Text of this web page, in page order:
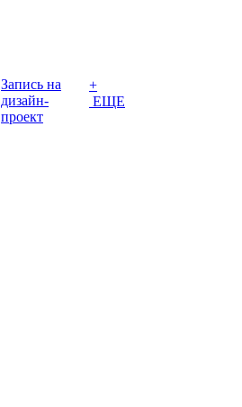
Запись на
дизайн-
проект
+
ЕЩЕ